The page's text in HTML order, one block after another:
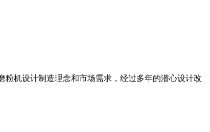
机设计制造理念和市场需求，经过多年的潜心设计改